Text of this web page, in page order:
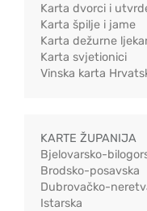
Karta dvorci i
Karta špilje i jame
Karta dežurne
Karta svjetionici
Vinska karta
KARTE ŽUPANIJA
Bjelovarsko-
Brodsko-posavska
Dubrovačko-
Istarska